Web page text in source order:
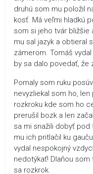
druhú som mu položil
kosť. Má veľmi hladkú
som si jeho tvár bližšie
mu sal jazyk a obtieral
zámerom. Tomáš
by sa dalo povedať, že
Pomaly som ruku
nevyzliekal som ho,
rozkroku kde som ho
prerušil bozk a len
sa mi snažili dobyť
mu ich pritlačil ku
vydal nespokojný
nedotýkať! Dlaňou
sa rozkrok.